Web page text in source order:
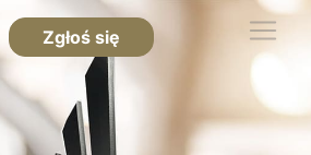
Zgłoś się